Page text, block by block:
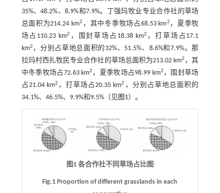
35%、48.2%、8.9%和7.9%。丁强玛牧业专业合作社的草场
总面积为214.24 km2 ，其中冬季牧场占68.53 km2 ，夏季牧
场占110.23 km2 ，围封草场占18.38 km2 ，打草场占17.1
km2 ，分别占草地总面积的32%、51.5%、8.6%和7.9%。那
拉玛村西扎牧民专业合作社的草场总面积为213.02 km2 ，其
中冬季牧场占72.63 km2 ，夏季牧场占98.99 km2 ，围封草场
占21.04 km2 ，打草场占20.35 km2 ，分别占草地总面积的
34.1%、46.5%、9.9%和9.5%（见图1）。
图1 各合作社不同草场占比图
Fig.1 Proportion of different grasslands in each